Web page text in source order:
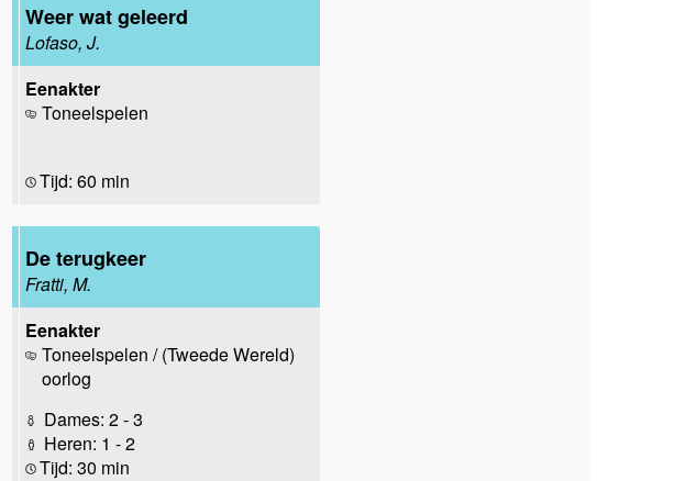
Weer wat geleerd
Lofaso, J.
Eenakter
Toneelspelen
Tijd: 60 min
De terugkeer
Fratti, M.
Eenakter
Toneelspelen / (Tweede Wereld)
oorlog
Dames: 2 - 3
Heren: 1 - 2
Tijd: 30 min